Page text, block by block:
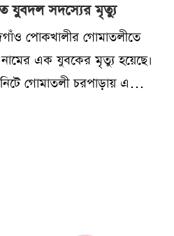
যুবদল সদস্যের মৃত্যু
পোকখালীর গোমাতলীতে
এক যুবকের মৃত্যু হয়েছে।
গোমাতলী চরপাড়ায় এ